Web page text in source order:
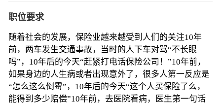
职位要求
随着社会的发展，保险业越来越受到人们的关注10年
前，两车发生交通事故，当时的人下车对骂“不长眼
吗”，10年后的今天“赶紧打电话保险公司！”10年前，
如果身边的人生病或者出现意外了，很多人第一反应是
“怎么这么倒霉”，10年后的今天“这个人买保险了么，
能得到多少赔偿”10年前，去医院看病，医生第一句话